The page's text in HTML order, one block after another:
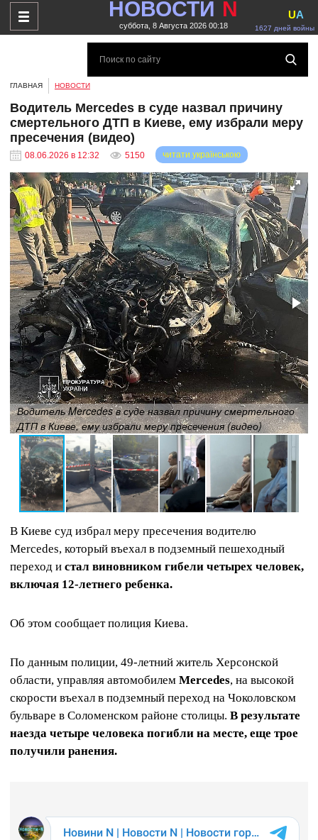
НОВОСТИ N
суббота, 8 Августа 2026 00:18 1627 дней войны
UA
ГЛАВНАЯ НОВОСТИ
Водитель Mercedes в суде назвал причину
смертельного ДТП в Киеве, ему избрали меру
пресечения (видео)
08.06.2026 в 12:32 5150 читати українською
Водитель Mercedes в суде назвал причину смертельного
ДТП в Киеве, ему избрали меру пресечения (видео)
В Киеве суд избрал меру пресечения водителю
Mercedes, который въехал в подземный пешеходный
переход и стал виновником гибели четырех человек,
включая 12-летнего ребенка.
Об этом сообщает полиция Киева.
По данным полиции, 49-летний житель Херсонской
области, управляя автомобилем Mercedes, на высокой
скорости въехал в подземный переход на Чоколовском
бульваре в Соломенском районе столицы. В результате
наезда четыре человека погибли на месте, еще трое
получили ранения.